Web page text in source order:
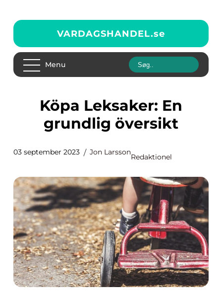
VARDAGSHANDEL.se
Menu
Köpa Leksaker: En
grundlig översikt
03 september 2023 Jon Larsson
Redaktionel